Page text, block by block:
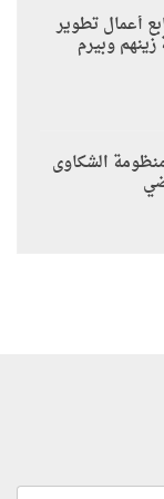
أعمال تطوير
وبيرم
الشكاوى